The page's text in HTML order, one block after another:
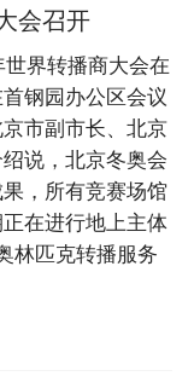
会召开
世界转播商大会在
钢园办公区会议
市副市长、北京
说，北京冬奥会
，所有竞赛场馆
在进行地上主体
林匹克转播服务